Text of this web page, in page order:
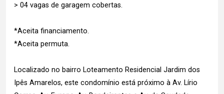
> 04 vagas de garagem cobertas.
*Aceita financiamento.
*Aceita permuta.
Localizado no bairro Loteamento Residencial Jardim dos
Ipês Amarelos, este condomínio está próximo à Av. Lírio